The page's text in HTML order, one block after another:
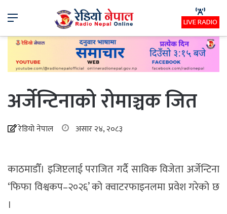
Menu LIVE RADIO
अर्जेन्टिनाको रोमाञ्चक जित
रेडियो नेपाल असार २४, २०८३
काठमाडौँ। इजिप्टलाई पराजित गर्दै साविक विजेता अर्जेन्टिना
‘फिफा विश्वकप–२०२६’ को क्वाटरफाइनलमा प्रवेश गरेको छ
।